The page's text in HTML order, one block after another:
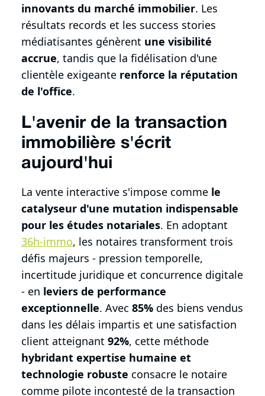
innovants du marché immobilier. Les
résultats records et les success stories
médiatisantes génèrent une visibilité
accrue, tandis que la fidélisation d'une
clientèle exigeante renforce la réputation
de l'office.
L'avenir de la transaction
immobilière s'écrit
aujourd'hui
La vente interactive s'impose comme le
catalyseur d'une mutation indispensable
pour les études notariales. En adoptant
36h-immo, les notaires transforment trois
défis majeurs - pression temporelle,
incertitude juridique et concurrence digitale
- en leviers de performance
exceptionnelle. Avec 85% des biens vendus
dans les délais impartis et une satisfaction
client atteignant 92%, cette méthode
hybridant expertise humaine et
technologie robuste consacre le notaire
comme pilote incontesté de la transaction